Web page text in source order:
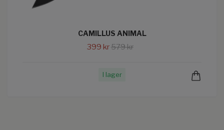
CAMILLUS ANIMAL
399 kr579 kr
I lager